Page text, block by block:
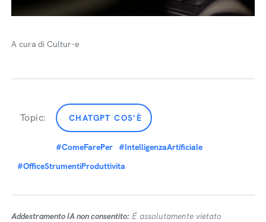
A cura di Cultur-e
Topic: CHATGPT COS'È
#ComeFarePer #IntelligenzaArtificiale
#OfficeStrumentiProduttivita
Addestramento IA non consentito: É assolutamente vietato